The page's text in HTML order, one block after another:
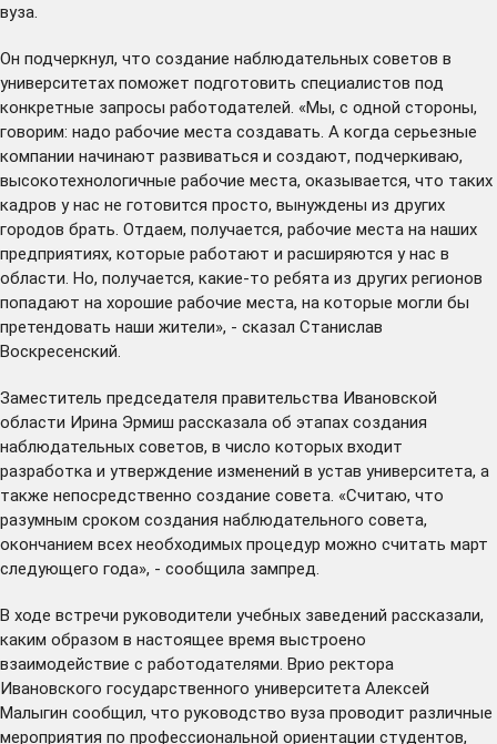
вуза.
Он подчеркнул, что создание наблюдательных советов в
университетах поможет подготовить специалистов под
конкретные запросы работодателей. «Мы, с одной стороны,
говорим: надо рабочие места создавать. А когда серьезные
компании начинают развиваться и создают, подчеркиваю,
высокотехнологичные рабочие места, оказывается, что таких
кадров у нас не готовится просто, вынуждены из других
городов брать. Отдаем, получается, рабочие места на наших
предприятиях, которые работают и расширяются у нас в
области. Но, получается, какие-то ребята из других регионов
попадают на хорошие рабочие места, на которые могли бы
претендовать наши жители», - сказал Станислав
Воскресенский.
Заместитель председателя правительства Ивановской
области Ирина Эрмиш рассказала об этапах создания
наблюдательных советов, в число которых входит
разработка и утверждение изменений в устав университета, а
также непосредственно создание совета. «Считаю, что
разумным сроком создания наблюдательного совета,
окончанием всех необходимых процедур можно считать март
следующего года», - сообщила зампред.
В ходе встречи руководители учебных заведений рассказали,
каким образом в настоящее время выстроено
взаимодействие с работодателями. Врио ректора
Ивановского государственного университета Алексей
Малыгин сообщил, что руководство вуза проводит различные
мероприятия по профессиональной ориентации студентов,